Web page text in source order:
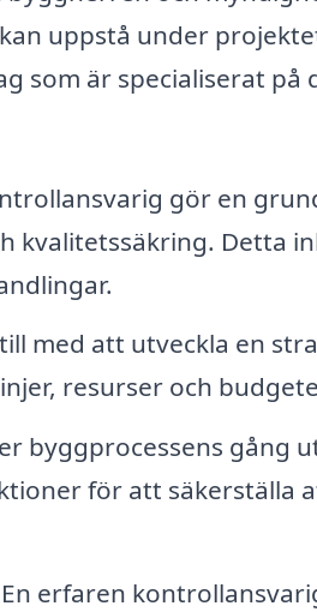
uppstå under
som är specialiserat på
gör en
kvalitetssäkring. Detta
med att utveckla en
resurser och
byggprocessens gång
för att säkerställa
En erfaren